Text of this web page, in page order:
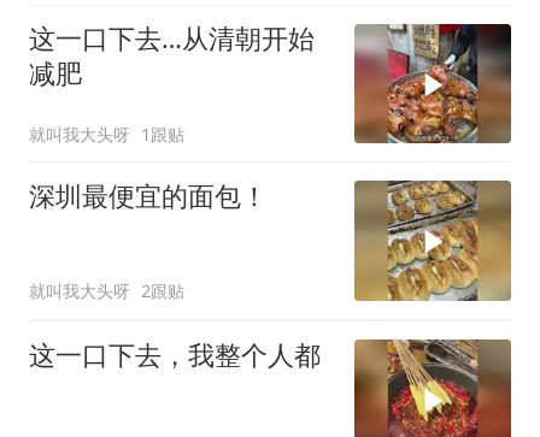
这一口下去…从清朝开始
减肥
就叫我大头呀 1跟贴
深圳最便宜的面包！
就叫我大头呀 2跟贴
这一口下去，我整个人都